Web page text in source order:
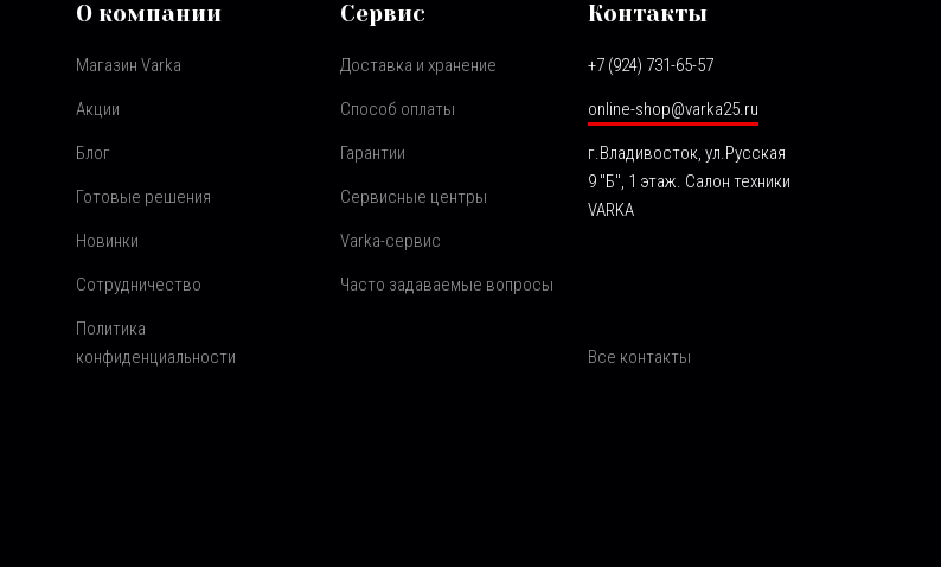
О компании
Магазин Varka
Акции
Блог
Готовые решения
Новинки
Сотрудничество
Политика
конфиденциальности
Сервис
Доставка и хранение
Способ оплаты
Гарантии
Сервисные центры
Varka-сервис
Часто задаваемые вопросы
Контакты
+7 (924) 731-65-57
online-shop@varka25.ru
г.Владивосток, ул.Русская
9 "Б", 1 этаж. Салон техники
VARKA
Все контакты